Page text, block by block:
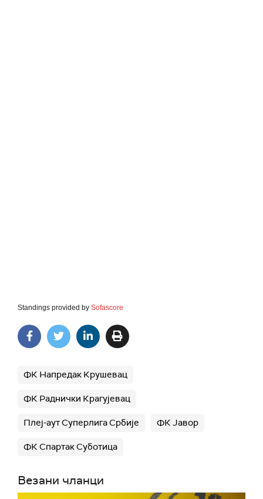
Standings provided by Sofascore
ФК Напредак Крушевац
ФК Раднички Крагујевац
Плеј-аут Суперлига Србије ФК Јавор
ФК Спартак Суботица
Везани чланци